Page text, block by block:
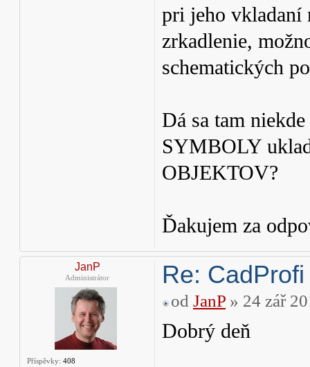
pri jeho vkladaní
zrkadlenie,
schematických
Dá sa tam
SYMBOLY
OBJEKTOV?
Ďakujem za
JanP
Administrátor
Příspěvky: 408
Re:
od JanP » 24 zář
Dobrý deň